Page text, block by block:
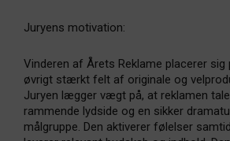
Juryens motivation:
Vinderen af Årets Reklame placerer
øvrigt stærkt felt af originale og
Juryen lægger vægt på, at reklamen
rammende lydside og en sikker
målgruppe. Den aktiverer følelser